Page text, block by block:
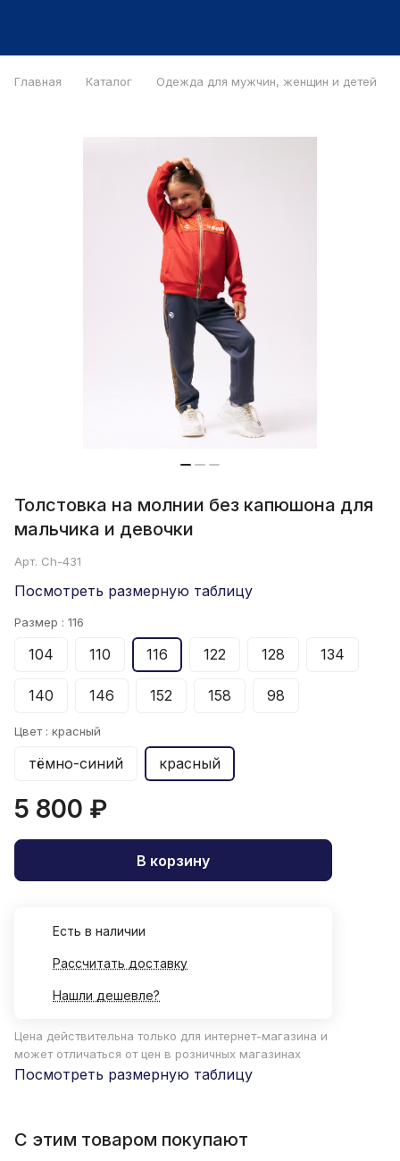
Главная Каталог Одежда для мужчин, женщин и детей
Толстовка на молнии без капюшона для
мальчика и девочки
Арт. Ch-431
Посмотреть размерную таблицу
Размер : 116
104 110 116 122 128 134
140 146 152 158 98
Цвет : красный
тёмно-синий красный
5 800 ₽
В корзину
Есть в наличии
Рассчитать доставку
Нашли дешевле?
Цена действительна только для интернет-магазина и
может отличаться от цен в розничных магазинах
Посмотреть размерную таблицу
С этим товаром покупают